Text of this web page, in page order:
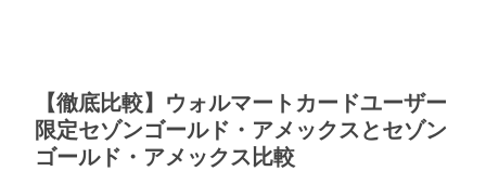
【徹底比較】ウォルマートカードユーザー
限定セゾンゴールド・アメックスとセゾン
ゴールド・アメックス比較